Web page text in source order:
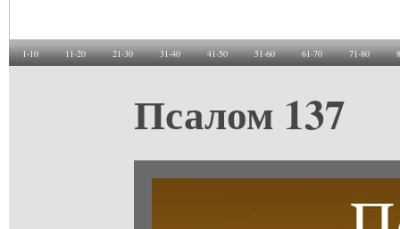
1-10 11-20 21-30 31-40 41-50 51-60 61-70 71-80
Псалом 137